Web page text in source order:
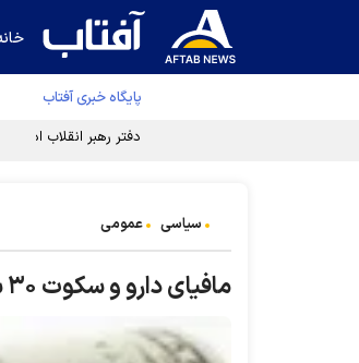
پایگاه خبری آفتاب
دفتر رهبر انقلاب ادعای
سیاسی عمومی
مافیای دارو و سکوت ۳۰ ساله